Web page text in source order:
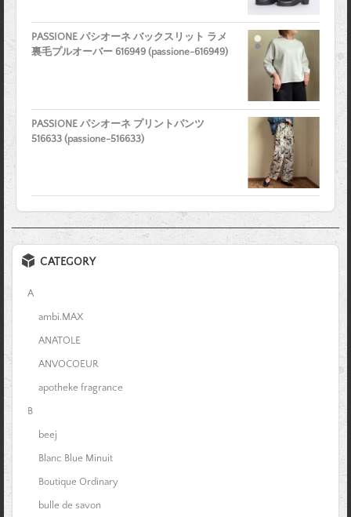
PASSIONE パシオーネ バックスリット ラメ
裏毛プルオーバー 616949 (passione-616949)
PASSIONE パシオーネ プリントパンツ
516633 (passione-516633)
CATEGORY
A
ambi.MAX
ANATOLE
ANVOCOEUR
apotheke fragrance
B
beej
Blanc Blue Minuit
Boutique Ordinary
bulle de savon